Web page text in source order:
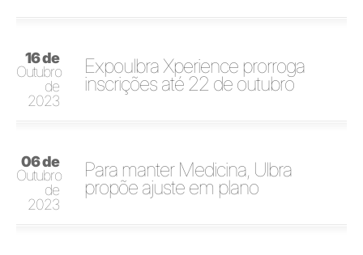
16 de
Outubro
de
2023
Expoulbra Xperience prorroga
inscrições até 22 de outubro
06 de
Outubro
de
2023
Para manter Medicina, Ulbra
propõe ajuste em plano